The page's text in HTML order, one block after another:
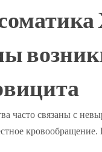
часто связаны с
кровообращение.